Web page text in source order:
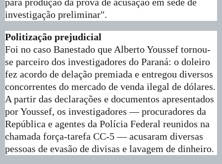
para produção da prova de acusação em sede de
investigação preliminar".
Politização prejudicial
Foi no caso Banestado que Alberto Youssef tornou-
se parceiro dos investigadores do Paraná: o doleiro
fez acordo de delação premiada e entregou diversos
concorrentes do mercado de venda ilegal de dólares.
A partir das declarações e documentos apresentados
por Youssef, os investigadores — procuradores da
República e agentes da Polícia Federal reunidos na
chamada força-tarefa CC-5 — acusaram diversas
pessoas de evasão de divisas e lavagem de dinheiro.